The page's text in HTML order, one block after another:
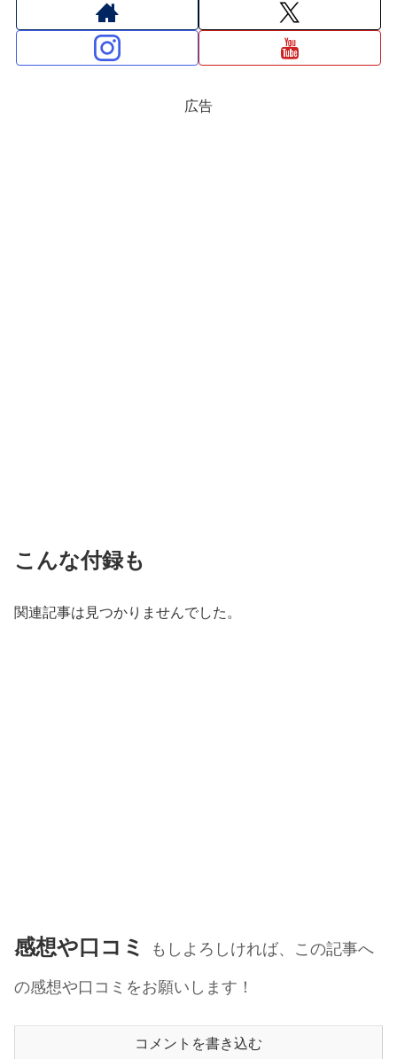
広告
こんな付録も
関連記事は見つかりませんでした。
感想や口コミ
もしよろしければ、この記事へ
の感想や口コミをお願いします！
コメントを書き込む